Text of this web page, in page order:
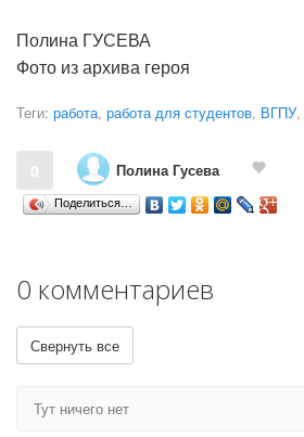
Полина ГУСЕВА
Фото из архива героя
Теги: работа, работа для студентов, ВГПУ,
0 Полина Гусева
Поделиться…
0 комментариев
Свернуть все
Тут ничего нет